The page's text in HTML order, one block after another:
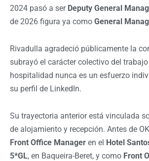
2024 pasó a ser Deputy General
de 2026 figura ya como General
Rivadulla agradeció públicamente la
subrayó el carácter colectivo del trabajo
hospitalidad nunca es un esfuerzo
su perfil de LinkedIn.
Su trayectoria anterior está vinculada
de alojamiento y recepción. Antes de
Front Office Manager en el Hotel
5*GL, en Baqueira-Beret, y como Front